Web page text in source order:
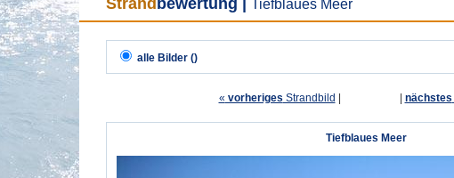
Strand bewertung Tiefblaues Meer
alle Bilder ()
« vorheriges Strandbild nächstes
Tiefblaues Meer